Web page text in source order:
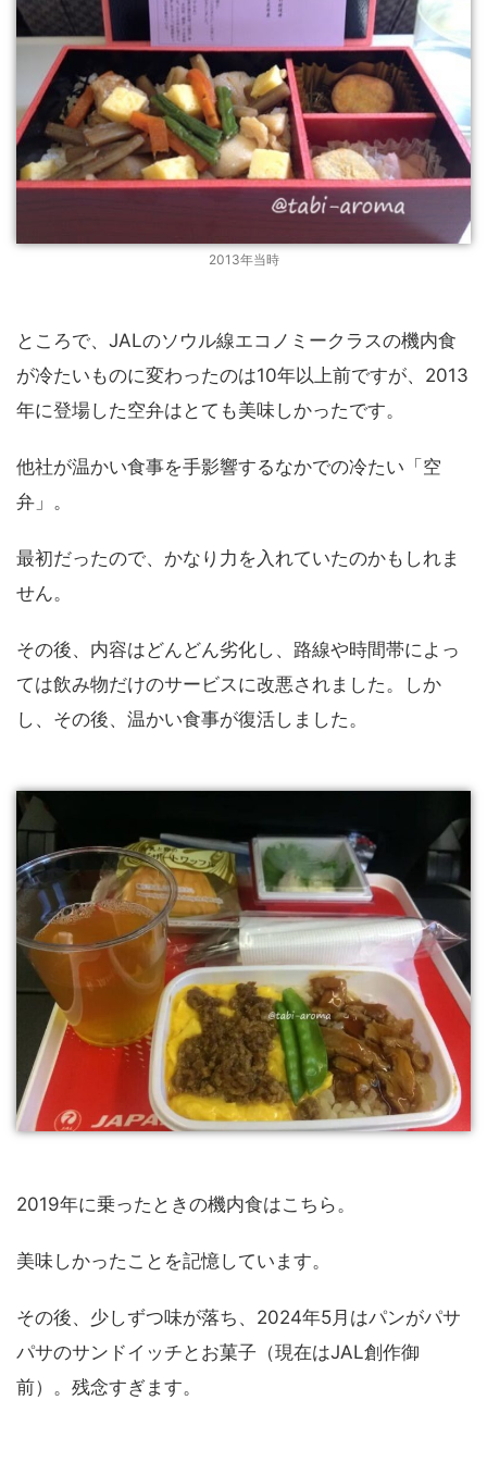
2013年当時
ところで、JALのソウル線エコノミークラスの機内食
が冷たいものに変わったのは10年以上前ですが、2013
年に登場した空弁はとても美味しかったです。
他社が温かい食事を手影響するなかでの冷たい「空
弁」。
最初だったので、かなり力を入れていたのかもしれま
せん。
その後、内容はどんどん劣化し、路線や時間帯によっ
ては飲み物だけのサービスに改悪されました。しか
し、その後、温かい食事が復活しました。
2019年に乗ったときの機内食はこちら。
美味しかったことを記憶しています。
その後、少しずつ味が落ち、2024年5月はパンがパサ
パサのサンドイッチとお菓子（現在はJAL創作御
前）。残念すぎます。